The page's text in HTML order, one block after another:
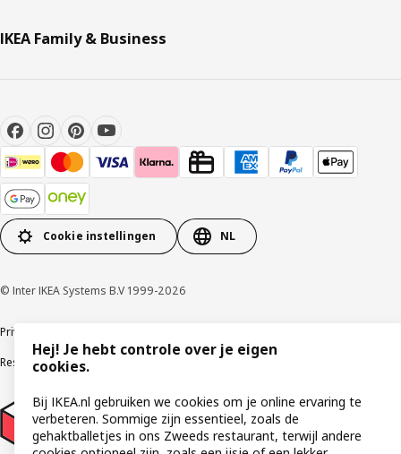
IKEA Family & Business
Cookie instellingen NL
© Inter IKEA Systems B.V 1999-2026
Privacybeleid
Responsible Disclosure Program
Verklaring digitale toegankelijkheid
Hej! Je hebt controle over je eigen
cookies.
Bij IKEA.nl gebruiken we cookies om je online ervaring te
verbeteren. Sommige zijn essentieel, zoals de
gehaktballetjes in ons Zweeds restaurant, terwijl andere